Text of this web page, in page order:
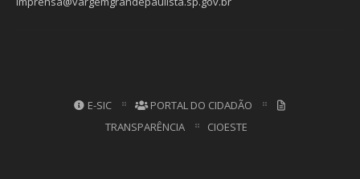
E-SIC
PORTAL DO CIDADÃO
TRANSPARÊNCIA
CIOESTE